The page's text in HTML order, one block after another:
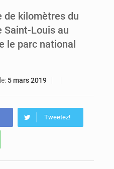
Sénégal : le niveau du fleuve Sénégal poursuit sa montée à Podor, les autorités appellent à la vigilance
Sénégal : Ousmane Diagne prêtera serment le 11 août comme président du Conseil constitutionnel
de kilomètres du
Saint-Louis au
le parc national
le: 5 mars 2019
Tweetez!